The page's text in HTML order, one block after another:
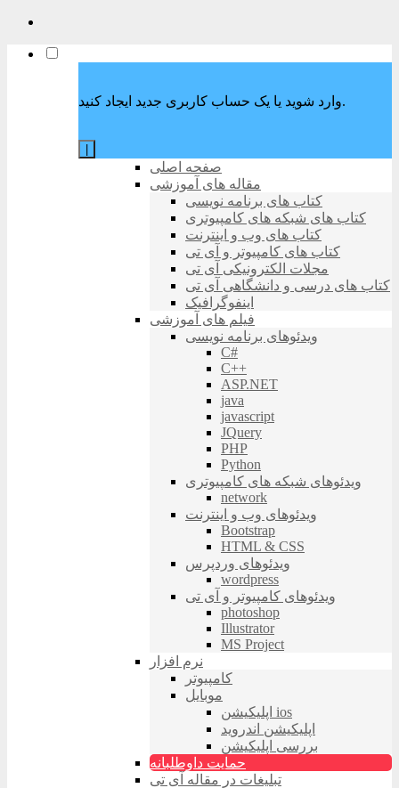
وارد شوید یا یک حساب کاربری جدید ایجاد کنید.
صفحه اصلی
مقاله های آموزشی
کتاب های برنامه نویسی
کتاب های شبکه های کامپیوتری
کتاب های وب و اینترنت
کتاب های کامپیوتر و آی تی
مجلات الکترونیکی آی تی
کتاب های درسی و دانشگاهی آی تی
اینفوگرافیک
فیلم های آموزشی
ویدئوهای برنامه نویسی
C#
C++
ASP.NET
java
javascript
JQuery
PHP
Python
ویدئوهای شبکه های کامپیوتری
network
ویدئوهای وب و اینترنت
Bootstrap
HTML & CSS
ویدئوهای وردپرس
wordpress
ویدئوهای کامپیوتر و آی تی
photoshop
Illustrator
MS Project
نرم افزار
کامپیوتر
موبایل
اپلیکیشن ios
اپلیکیشن اندروید
بررسی اپلیکیشن
حمایت داوطلبانه
تبلیغات در مقاله آی تی